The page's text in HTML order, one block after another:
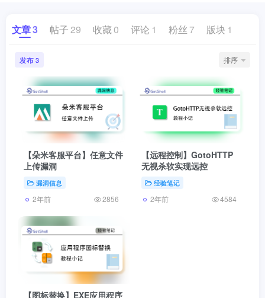
文章3 帖子 29 收藏 0 评论 1 粉丝 7 版块 1
发布 3 排序
【朵米客服平台】任意文件
上传漏洞
漏洞信息
2年前 2856
【远程控制】GotoHTTP
无视杀软实现远控
经验笔记
2年前 4584
【图标替换】EXE应用程序